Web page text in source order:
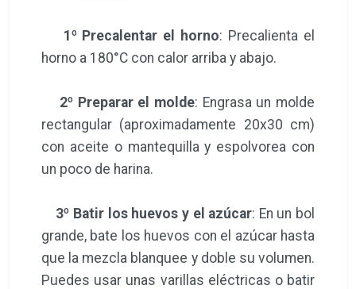
1º Precalentar el horno: Precalienta el
horno a 180°C con calor arriba y abajo.
2º Preparar el molde: Engrasa un molde
rectangular (aproximadamente 20x30 cm)
con aceite o mantequilla y espolvorea con
un poco de harina.
3º Batir los huevos y el azúcar: En un bol
grande, bate los huevos con el azúcar hasta
que la mezcla blanquee y doble su volumen.
Puedes usar unas varillas eléctricas o batir